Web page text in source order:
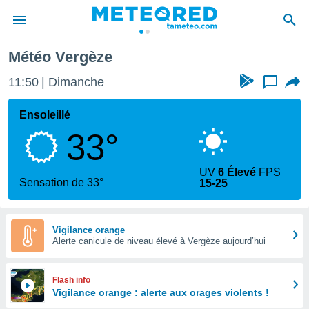
de
Météo Vergèze
11:50 Dimanche ...
Ensoleillé
33°
Sensation de 33°
UV6 Élevé FPS
15-25
Vigilance orange
Alerte canicule de niveau élevé à Vergèze aujourd’hui
Flash info
Vigilance orange : alerte aux orages violents !